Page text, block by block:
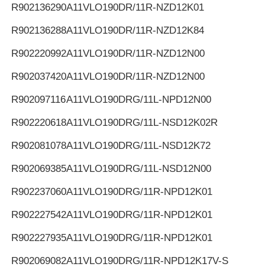
R902136290A11VLO190DR/11R-NZD12K01
R902136288A11VLO190DR/11R-NZD12K84
R902220992A11VLO190DR/11R-NZD12N00
R902037420A11VLO190DR/11R-NZD12N00
R902097116A11VLO190DRG/11L-NPD12N00
R902220618A11VLO190DRG/11L-NSD12K02R
R902081078A11VLO190DRG/11L-NSD12K72
R902069385A11VLO190DRG/11L-NSD12N00
R902237060A11VLO190DRG/11R-NPD12K01
R902227542A11VLO190DRG/11R-NPD12K01
R902227935A11VLO190DRG/11R-NPD12K01
R902069082A11VLO190DRG/11R-NPD12K17V-S